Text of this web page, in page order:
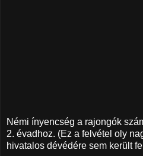
Némi ínyencség a rajongók
2. évadhoz. (Ez a felvétel oly
hivatalos dévédére sem került